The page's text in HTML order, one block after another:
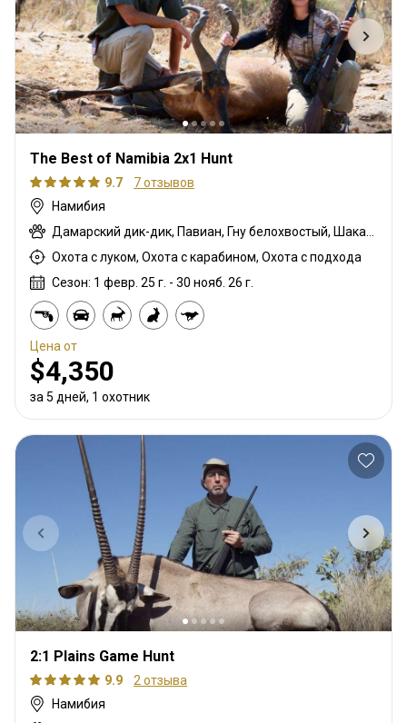
The Best of Namibia 2x1 Hunt
9.7
7 отзывов
Намибия
Дамарский дик-дик, Павиан, Гну белохвостый, Шакал чепрачный, Импала черномордая, Гну голубой, Зебра саванная (Бурчеллова), Зебра горная капская, Каракал, Гепард, Блесбок, Дукер кустарниковый, Спрингбок, Иланд, Орикс, Жираф, Импала, Антилопа прыгун, Куду, Ньяла, Южноафриканский Конгони, Личи красный, Роан, Соболь, Стенбок, Бородавочник, Козёл водный
Охота с луком, Охота с карабином, Охота с подхода
Сезон: 1 февр. 25 г. - 30 нояб. 26 г.
Цена от
$4,350
за 5 дней, 1 охотник
2:1 Plains Game Hunt
9.9
2 отзыва
Намибия